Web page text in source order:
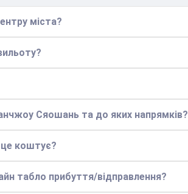
міста?
Сяошань та до яких напрямків?
це коштує?
табло прибуття/відправлення?